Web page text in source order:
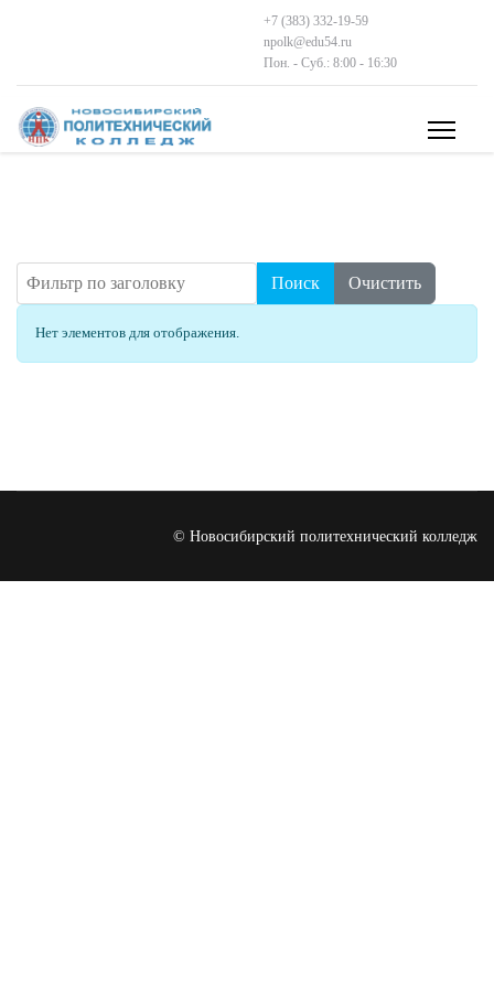
+7 (383) 332-19-59
npolk@edu54.ru
Пон. - Суб.: 8:00 - 16:30
Поиск Очистить
Кол-во строк:
Информация
Нет элементов для отображения.
© Новосибирский политехнический колледж